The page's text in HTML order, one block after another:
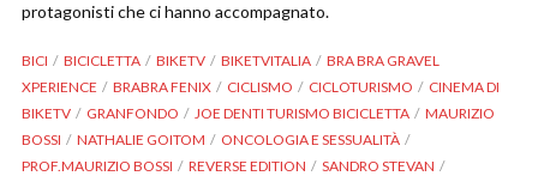
protagonisti che ci hanno accompagnato.
BICI BICICLETTA BIKETV BIKETVITALIA
BRA BRA GRAVEL
XPERIENCE
BRABRA FENIX CICLISMO CICLOTURISMO
CINEMA DI
BIKETV
GRANFONDO JOE DENTI TURISMO BICICLETTA
MAURIZIO
BOSSI
NATHALIE GOITOM
ONCOLOGIA E SESSUALITÀ
PROF.MAURIZIO BOSSI
REVERSE EDITION
SANDRO STEVAN